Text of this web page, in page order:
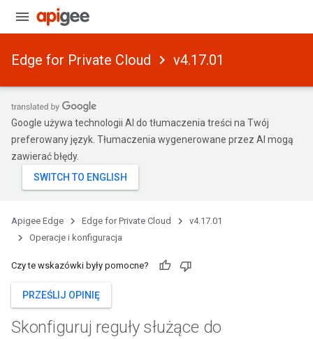
Edge for Private Cloud v4.17.01
Google używa technologii AI do tłumaczenia treści na Twój
preferowany język. Tłumaczenia wygenerowane przez AI mogą
zawierać błędy.
Apigee Edge Edge for Private Cloud
v4.17.01
Operacje i konfiguracja
Czy te wskazówki były pomocne?
PRZEŚLIJ OPINIĘ
Skonfiguruj reguły służące do